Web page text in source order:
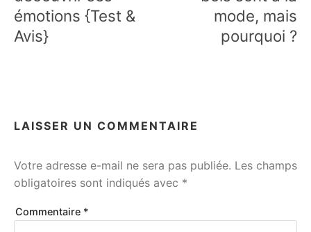
émotions {Test &
Avis}
mode, mais
pourquoi ?
LAISSER UN COMMENTAIRE
Votre adresse e-mail ne sera pas publiée. Les champs
obligatoires sont indiqués avec *
Commentaire *